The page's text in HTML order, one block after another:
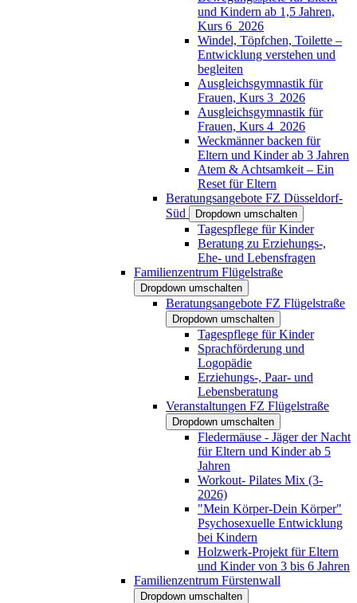
und Kindern ab 1,5 Jahren,
Kurs 6_2026
Windel, Töpfchen, Toilette –
Entwicklung verstehen und
begleiten
Ausgleichsgymnastik für
Frauen, Kurs 3_2026
Ausgleichsgymnastik für
Frauen, Kurs 4_2026
Weckmänner backen für
Eltern und Kinder ab 3 Jahren
Atem & Achtsamkeit – Ein
Reset für Eltern
Beratungsangebote FZ Düsseldorf-
Süd
Dropdown umschalten
Tagespflege für Kinder
Beratung zu Erziehungs-,
Ehe- und Lebensfragen
Familienzentrum Flügelstraße
Dropdown umschalten
Beratungsangebote FZ Flügelstraße
Dropdown umschalten
Tagespflege für Kinder
Sprachförderung und
Logopädie
Erziehungs-, Paar- und
Lebensberatung
Veranstaltungen FZ Flügelstraße
Dropdown umschalten
Fledermäuse - Jäger der Nacht
für Eltern und Kinder ab 5
Jahren
Workout- Pilates Mix (3-
2026)
"Mein Körper-Dein Körper"
Psychosexuelle Entwicklung
bei Kindern
Holzwerk-Projekt für Eltern
und Kinder von 3 bis 6 Jahren
Familienzentrum Fürstenwall
Dropdown umschalten